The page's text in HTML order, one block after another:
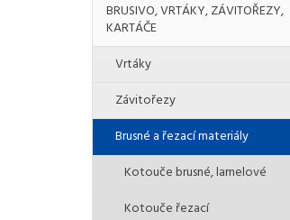
BRUSIVO, VRTÁKY, ZÁVITOŘEZY,
KARTÁČE
Vrtáky
Závitořezy
Brusné a řezací materiály
Kotouče brusné, lamelové
Kotouče řezací